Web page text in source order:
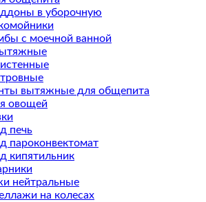
в уборочную
с моечной ванной
вытяжные для общепита
овощей
печь
пароконвектомат
кипятильник
нейтральные
на колесах